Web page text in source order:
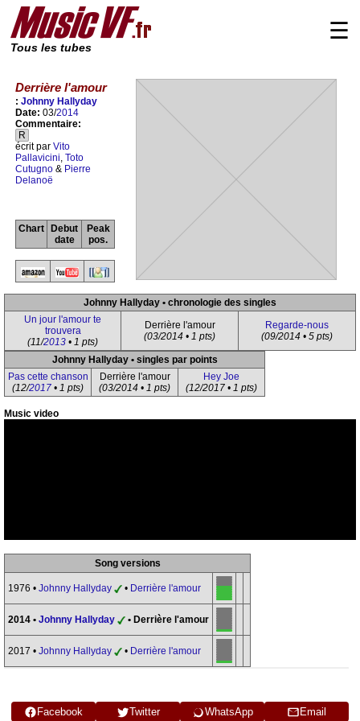
Tous les tubes
☰
Derrière l'amour
: Johnny Hallyday
Date: 03/2014
Commentaire:
R
écrit par Vito
Pallavicini, Toto
Cutugno & Pierre
Delanoë
Chart
Debut
date
Peak
pos.
Johnny Hallyday • chronologie des singles
Un jour l'amour te
trouvera
(11/2013 • 1 pts)
Derrière l'amour
(03/2014 • 1 pts)
Regarde-nous
(09/2014 • 5 pts)
Johnny Hallyday • singles par points
Pas cette chanson
(12/2017 • 1 pts)
Derrière l'amour
(03/2014 • 1 pts)
Hey Joe
(12/2017 • 1 pts)
Music video
Song versions
1976 • Johnny Hallyday • Derrière l'amour
2014 • Johnny Hallyday • Derrière l'amour
2017 • Johnny Hallyday • Derrière l'amour
Facebook Twitter WhatsApp Email